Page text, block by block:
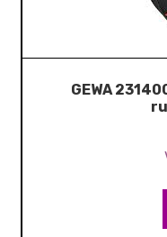
GEWA